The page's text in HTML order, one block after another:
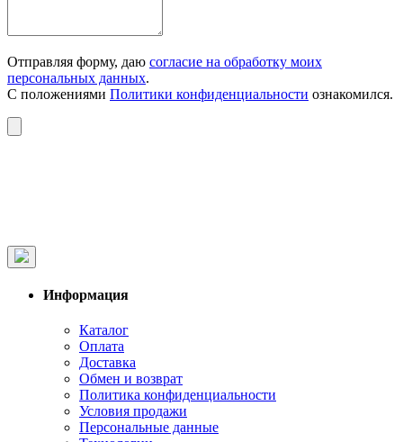
Отправляя форму, даю согласие на обработку моих
персональных данных.
С положениями Политики конфиденциальности ознакомился.
Информация
Каталог
Оплата
Доставка
Обмен и возврат
Политика конфиденциальности
Условия продажи
Персональные данные